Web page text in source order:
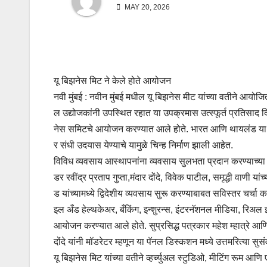
MAY 20, 2026
यू बिझनेस मिट ने केले होते आयोजन
नवी मुंबई : नवीन मुंबई मधील यू बिझनेस मीट यांच्या वतीने
ल उद्योजकांनी उपस्थित रहात या उपक्रमास उत्स्फूर्त प्रतिसाद
नेस समिटचे आयोजन करण्यात आले होते. भारत आणि थायलंड या
र संधी उदयास येण्याचे यामुळे चिन्ह निर्माण झाली आहेत.
विविध व्यवसाय आस्थापनांना व्यवसाय सुलभता प्रदान
डर रवींद्र प्रताप गुप्ता,मंदार दोंदे, विवेक पाटील, समृद्धी
ड यांच्यामध्ये द्विदेशीय व्यवसाय सुरू करण्याबाबत सविस्तर चर्चा
इल अँड हेल्थकेअर, बँकिंग, इन्शुरन्स, इंटरनॅशनल मीडिया, रिअल
आयोजन करण्यात आले होते. सुप्रसिद्ध पत्रकार महेश म्हात्रे
दोंदे यांनी मॉडरेटर म्हणून या पॅनल डिस्कशन मध्ये उत्तमरित्या
यू बिझनेस मिट यांच्या वतीने व्हर्च्युअल स्टुडिओ, मीटिंग रूम